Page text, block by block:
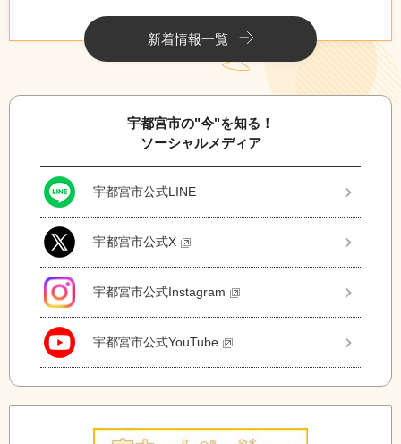
新着情報一覧
宇都宮市の"今"を知る！
ソーシャルメディア
宇都宮市公式LINE
宇都宮市公式X
宇都宮市公式Instagram
宇都宮市公式YouTube